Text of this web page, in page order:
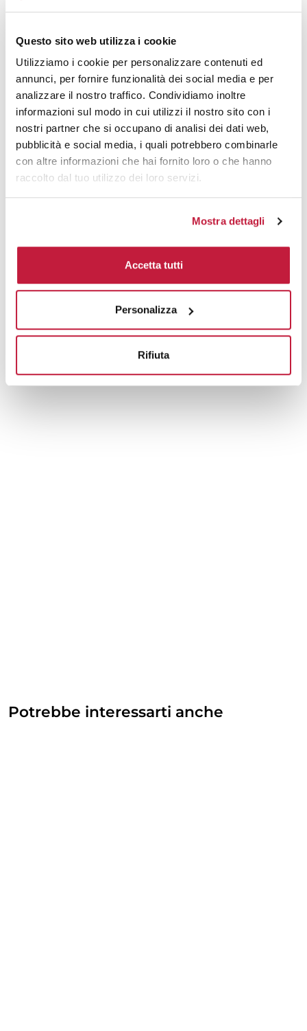
Questo sito web utilizza i cookie
Utilizziamo i cookie per personalizzare contenuti ed
annunci, per fornire funzionalità dei social media e per
analizzare il nostro traffico. Condividiamo inoltre
informazioni sul modo in cui utilizzi il nostro sito con i
nostri partner che si occupano di analisi dei dati web,
pubblicità e social media, i quali potrebbero combinarle
con altre informazioni che hai fornito loro o che hanno
raccolto dal tuo utilizzo dei loro servizi.
Mostra dettagli
Accetta tutti
Personalizza
Rifiuta
3000 € 34,90 € 39,42
5000 € 34,75
10000 € 34,75 € 38,82
Tecniche di stampa
Area di personalizzazione
Potrebbe interessarti anche